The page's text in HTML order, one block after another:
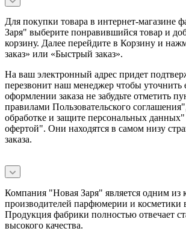
Для покупки товара в интернет-магазине
Заря" выберите понравившийся товар и
корзину. Далее перейдите в Корзину и
заказ» или «Быстрый заказ».
На ваш электронный адрес придет
перезвонит наш менеджер чтобы уточнить
оформлении заказа не забудьте отметить
правилами Пользовательского
обработке и защите персональных
офертой". Они находятся в самом низу
заказа.
Компания "Новая Заря" является одним из
производителей парфюмерии и косметики
Продукция фабрики полностью отвечает
высокого качества.